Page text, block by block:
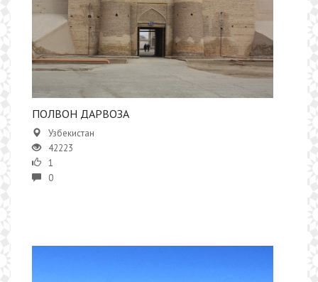
ПОЛВОН ДАРВОЗА
Узбекистан
42223
1
0